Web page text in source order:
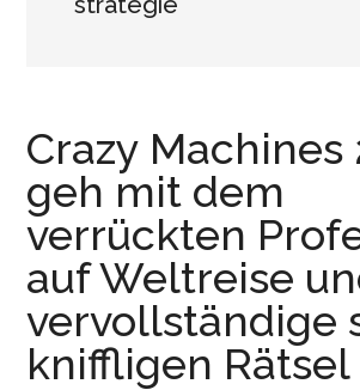
Crazy Machines
geh mit dem
verrückten
auf Weltreise
vervollständige
kniffligen Rätsel